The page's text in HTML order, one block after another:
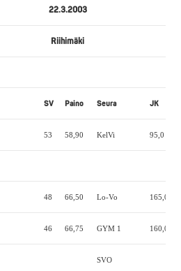
22.3.2003
Riihimäki
SV Paino Seura JK
53 58,90 KelVi 95,0
48 66,50 Lo-Vo 165,0
46 66,75 GYM 1 160,0
SVO